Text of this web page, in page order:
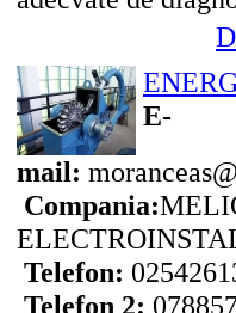
E-
mail:
Compania:
Telefon:
Telefon 2: